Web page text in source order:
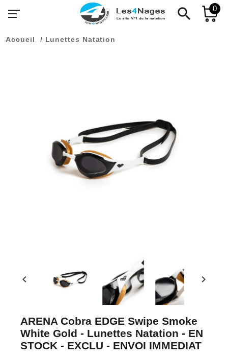
search 0
Accueil Lunettes Natation
chevron_left chevron_right
ARENA Cobra EDGE Swipe Smoke
White Gold - Lunettes Natation - EN
STOCK - EXCLU - ENVOI IMMEDIAT